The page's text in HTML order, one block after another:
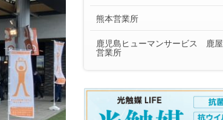
熊本営業所
鹿児島ヒューマンサービス 鹿屋
営業所